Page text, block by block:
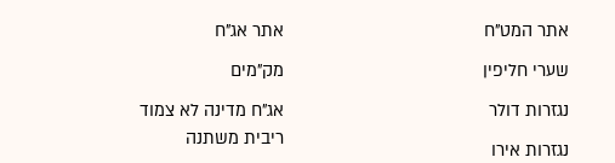
אתר המט"ח
שערי חליפין
נגזרות דולר
נגזרות אירו
אתר אג"ח
מק"מים
אג"ח מדינה לא צמוד
ריבית משתנה